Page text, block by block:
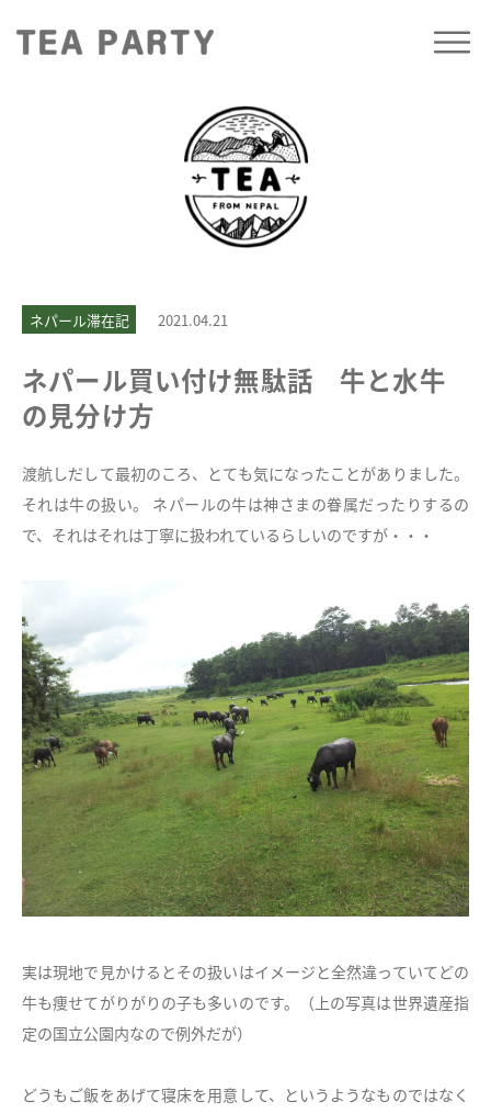
ネパール滞在記 2021.04.21
ネパール買い付け無駄話 牛と水牛
の見分け方
渡航しだして最初のころ、とても気になったことがありました。
それは牛の扱い。 ネパールの牛は神さまの眷属だったりするの
で、それはそれは丁寧に扱われているらしいのですが・・・
実は現地で見かけるとその扱いはイメージと全然違っていてどの
牛も痩せてがりがりの子も多いのです。（上の写真は世界遺産指
定の国立公園内なので例外だが）
どうもご飯をあげて寝床を用意して、というようなものではなく